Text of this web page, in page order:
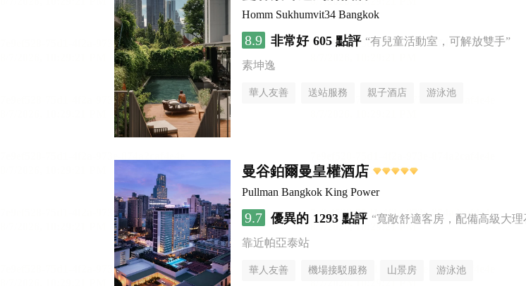
Homm Sukhumvit34 Bangkok
8.9 非常好 605 點評 “有兒童活動室，可解放雙手”
素坤逸
華人友善 送站服務 親子酒店 游泳池
曼谷鉑爾曼皇權酒店
Pullman Bangkok King Power
9.7 優異的 1293 點評 “寬敞舒適客房，配備高級大理
靠近帕亞泰站
華人友善 機場接駁服務 山景房 游泳池